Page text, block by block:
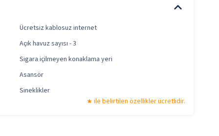
Ücretsiz kablosuz internet
Açık havuz sayısı - 3
Sigara içilmeyen konaklama yeri
Asansör
Sineklikler
ile belirtilen özellikler ücretlidir.